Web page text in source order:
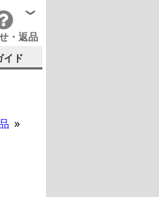
・返品
イド